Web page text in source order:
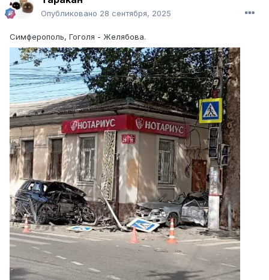
Опубликовано 28 сентября, 2025
Симферополь, Гоголя - Желябова.